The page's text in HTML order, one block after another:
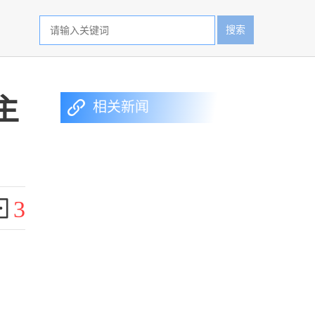
搜索
3
相关新闻